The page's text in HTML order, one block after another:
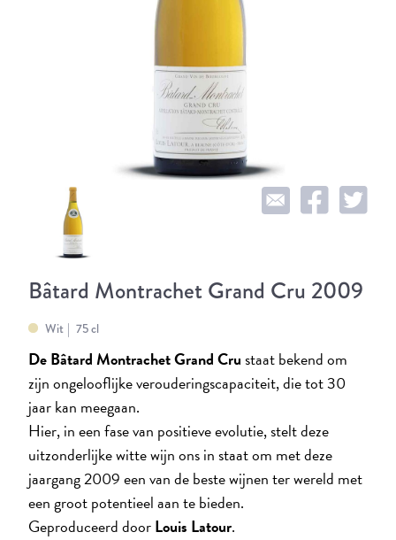
Bâtard Montrachet Grand Cru 2009
Wit 75 cl
De Bâtard Montrachet Grand Crustaat bekend om
zijn ongelooflijke verouderingscapaciteit, die tot 30
jaar kan meegaan.
Hier, in een fase van positieve evolutie, stelt deze
uitzonderlijke witte wijn ons in staat om met deze
jaargang 2009 een van de beste wijnen ter wereld met
een groot potentieel aan te bieden.
Geproduceerd doorLouis Latour.